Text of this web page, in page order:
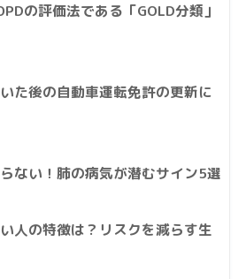
の評価法である「GOLD分類」
た後の自動車運転免許の更新に
ない！肺の病気が潜むサイン5選
人の特徴は？リスクを減らす生